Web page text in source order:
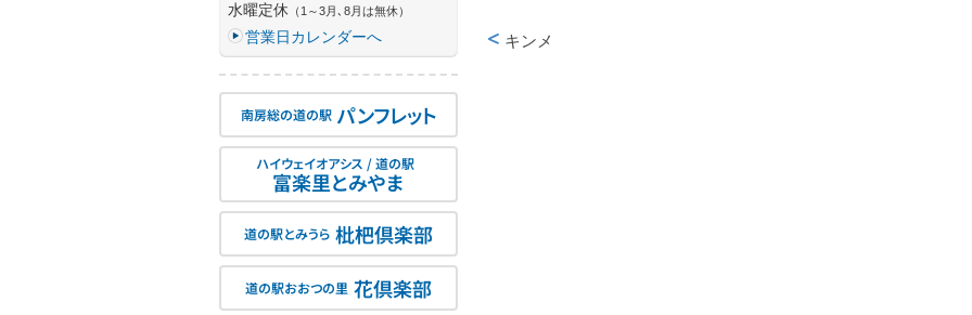
キンメ
水曜定休 （1～3月､8月は無休）
営業日カレンダーへ
南房総の道の駅 パンフレット
ハイウェイオアシス / 道の駅
富楽里とみやま
道の駅とみうら 枇杷倶楽部
道の駅おおつの里 花倶楽部